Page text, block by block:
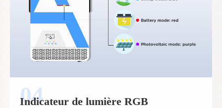
Indicateur de lumière RGB